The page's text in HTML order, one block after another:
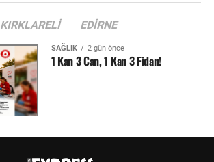
KIRKLARELI EDIRNE
SAĞLIK 2 gün önce
1 Kan 3 Can, 1 Kan 3 Fidan!